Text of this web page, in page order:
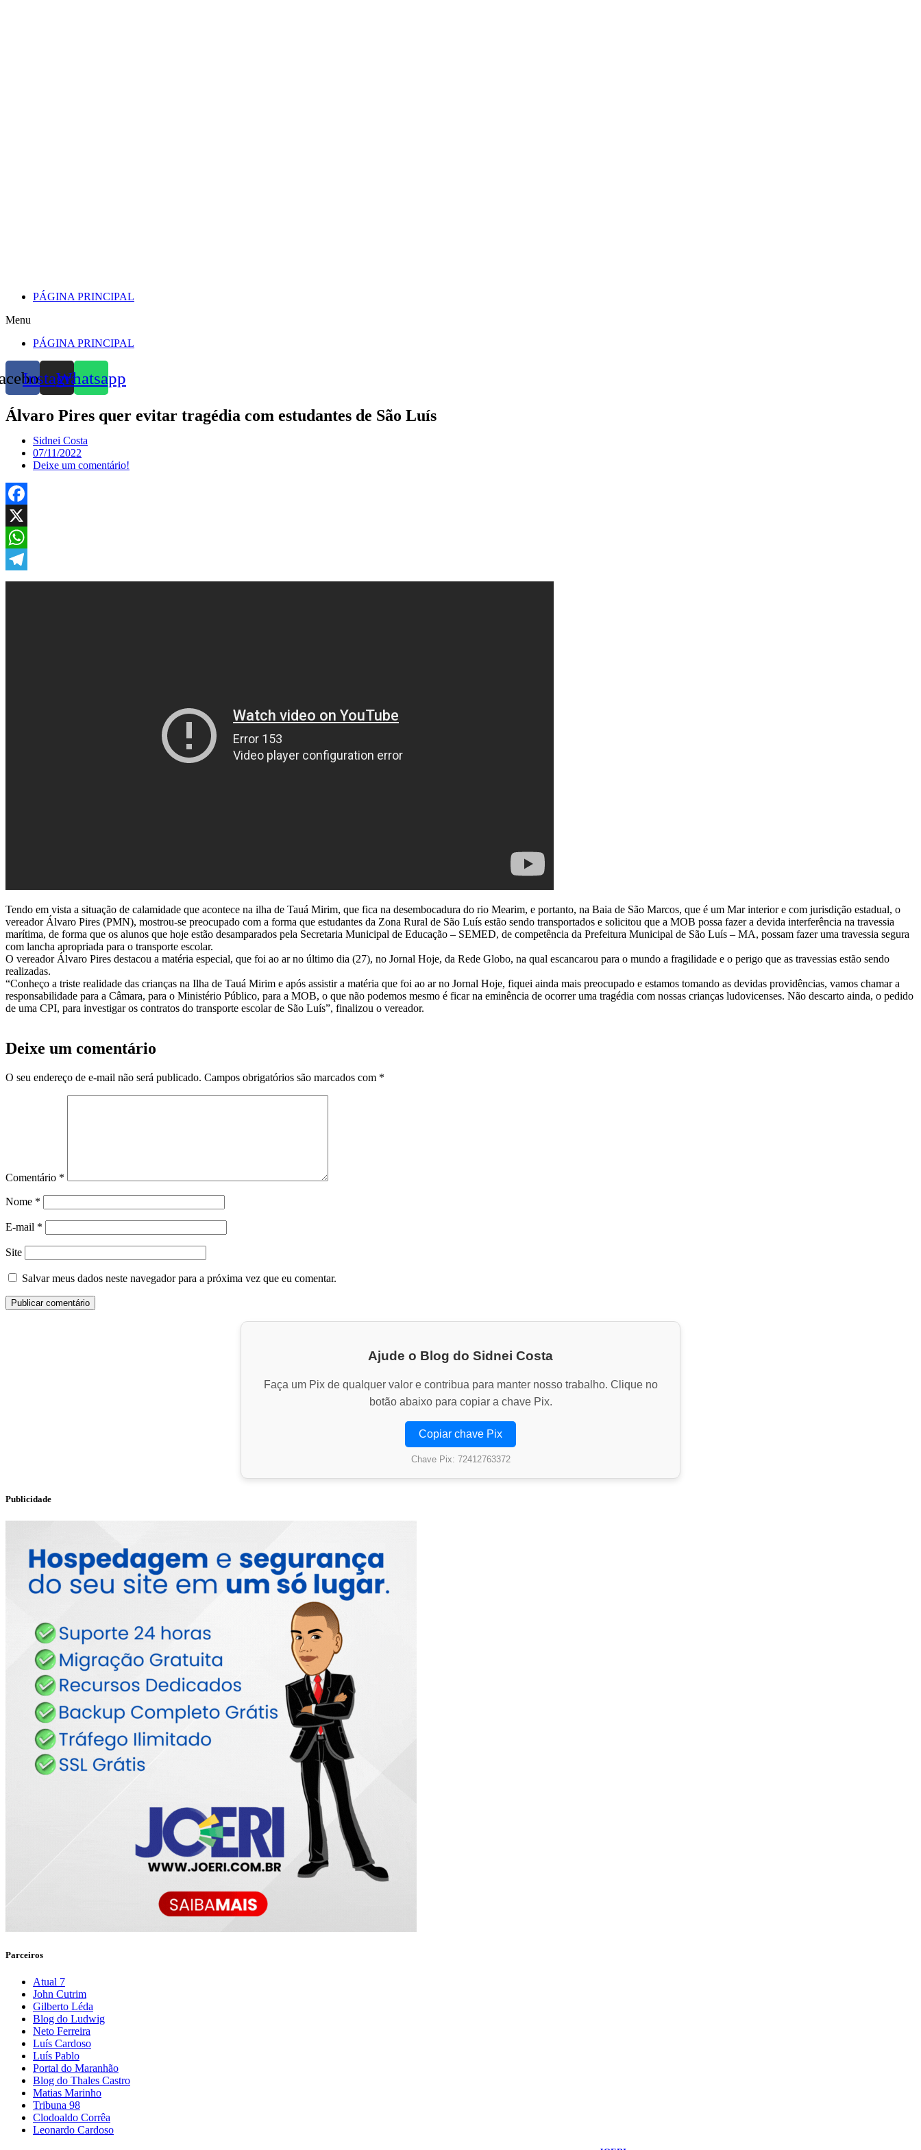
PÁGINA PRINCIPAL
Menu
PÁGINA PRINCIPAL
InstagramWhatsapp
Álvaro Pires quer evitar tragédia com estudantes de São Luís
Sidnei Costa
07/11/2022
Deixe um comentário!
Facebook
X
WhatsApp
Telegram
Tendo em vista a situação de calamidade que acontece na ilha de Tauá Mirim, que fica na desembocadura do rio Mearim, e portanto, na Baia de São Marcos, que é um Mar interior e com jurisdição estadual, o
vereador Álvaro Pires (PMN), mostrou-se preocupado com a forma que estudantes da Zona Rural de São Luís estão sendo transportados e solicitou que a MOB possa fazer a devida interferência na travessia
marítima, de forma que os alunos que hoje estão desamparados pela Secretaria Municipal de Educação – SEMED, de competência da Prefeitura Municipal de São Luís – MA, possam fazer uma travessia segura
com lancha apropriada para o transporte escolar.
O vereador Álvaro Pires destacou a matéria especial, que foi ao ar no último dia (27), no Jornal Hoje, da Rede Globo, na qual escancarou para o mundo a fragilidade e o perigo que as travessias estão sendo
realizadas.
“Conheço a triste realidade das crianças na Ilha de Tauá Mirim e após assistir a matéria que foi ao ar no Jornal Hoje, fiquei ainda mais preocupado e estamos tomando as devidas providências, vamos chamar a
responsabilidade para a Câmara, para o Ministério Público, para a MOB, o que não podemos mesmo é ficar na eminência de ocorrer uma tragédia com nossas crianças ludovicenses. Não descarto ainda, o pedido
de uma CPI, para investigar os contratos do transporte escolar de São Luís”, finalizou o vereador.
Deixe um comentário
O seu endereço de e-mail não será publicado. Campos obrigatórios são marcados com *
Comentário *
Nome *
E-mail *
Site
Salvar meus dados neste navegador para a próxima vez que eu comentar.
Ajude o Blog do Sidnei Costa
Faça um Pix de qualquer valor e contribua para manter nosso trabalho. Clique no
botão abaixo para copiar a chave Pix.
Copiar chave Pix
Chave Pix: 72412763372
Publicidade
Parceiros
Atual 7
John Cutrim
Gilberto Léda
Blog do Ludwig
Neto Ferreira
Luís Cardoso
Luís Pablo
Portal do Maranhão
Blog do Thales Castro
Matias Marinho
Tribuna 98
Clodoaldo Corrêa
Leonardo Cardoso